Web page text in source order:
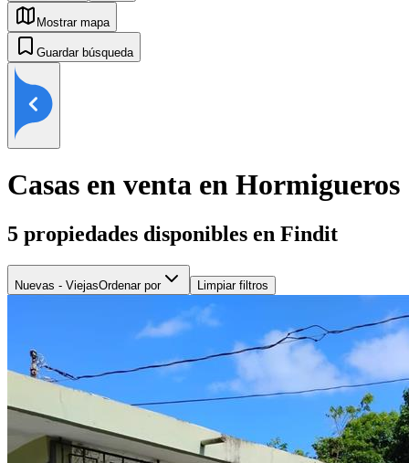
Mostrar mapa
Guardar búsqueda
Casas en venta en Hormigueros
5 propiedades disponibles en Findit
Nuevas - ViejasOrdenar por Limpiar filtros